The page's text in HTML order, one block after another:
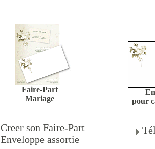
Faire-Part
Mariage
Creer son Faire-Part
Enveloppe assortie
pour